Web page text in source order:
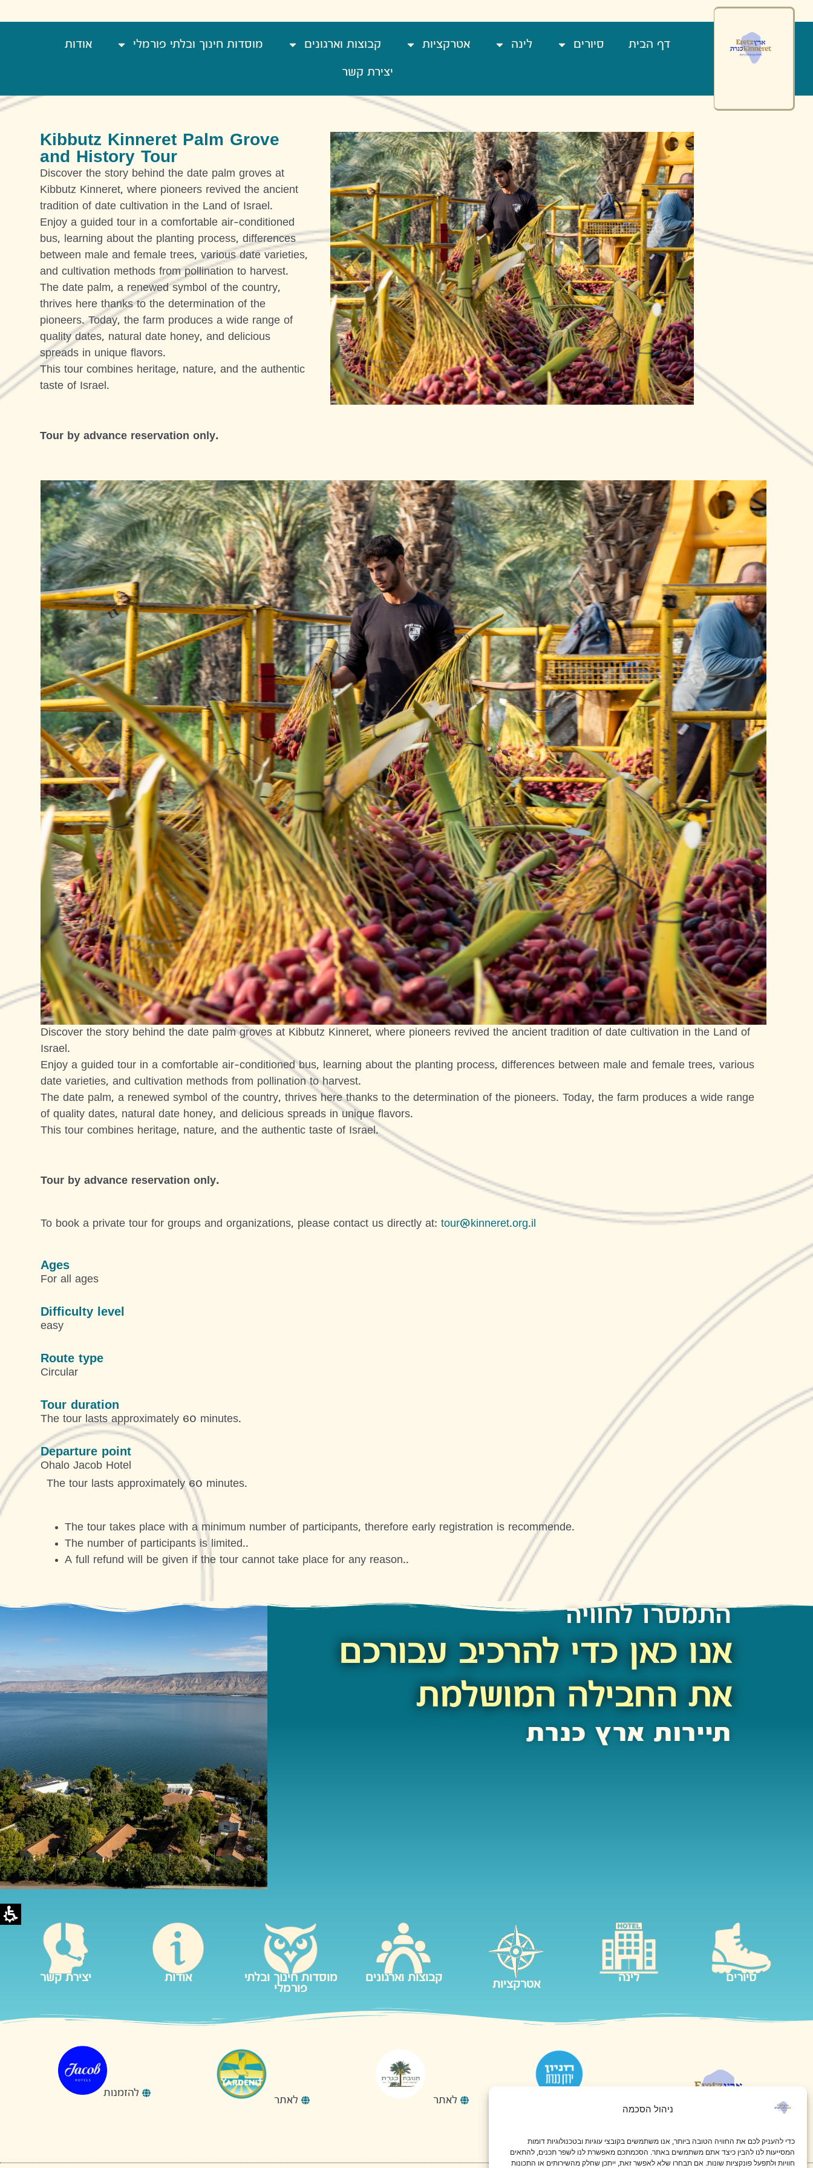
Kibbutz
תיירות
ניהול הסכמה
כדי להעניק לכם את החוויה הטובה ביותר, אנו משתמשים בקובצי עוגיות ובטכנולוגיות דומות
המסייעות לנו להבין כיצד אתם משתמשים באתר. הסכמתכם מאפשרת לנו לשפר תכנים, להתאים
חוויות ולתפעל פונקציות שונות. אם תבחרו שלא לאפשר זאת, ייתכן שחלק מהשירותים או התכונות
דף הבית סיורים לינה אטרקציות קבוצות וארגונים מוסדות חינוך ובלתי פורמלי אודות
יצירת קשר
Kibbutz Kinneret Palm Grove
and History Tour
Discover the story behind the date palm groves at
Kibbutz Kinneret, where pioneers revived the ancient
tradition of date cultivation in the Land of Israel.
Enjoy a guided tour in a comfortable air-conditioned
bus, learning about the planting process, differences
between male and female trees, various date varieties,
and cultivation methods from pollination to harvest.
The date palm, a renewed symbol of the country,
thrives here thanks to the determination of the
pioneers. Today, the farm produces a wide range of
quality dates, natural date honey, and delicious
spreads in unique flavors.
This tour combines heritage, nature, and the authentic
taste of Israel.
Tour by advance reservation only.
Discover the story behind the date palm groves at Kibbutz Kinneret, where pioneers revived the ancient tradition of date cultivation in the Land of
Israel.
Enjoy a guided tour in a comfortable air-conditioned bus, learning about the planting process, differences between male and female trees, various
date varieties, and cultivation methods from pollination to harvest.
The date palm, a renewed symbol of the country, thrives here thanks to the determination of the pioneers. Today, the farm produces a wide range
of quality dates, natural date honey, and delicious spreads in unique flavors.
This tour combines heritage, nature, and the authentic taste of Israel.
Tour by advance reservation only.
To book a private tour for groups and organizations, please contact us directly at: tour@kinneret.org.il
Ages
For all ages
Difficulty level
easy
Route type
Circular
Tour duration
The tour lasts approximately 60 minutes.
Departure point
Ohalo Jacob Hotel
The tour lasts approximately 60 minutes.
The tour takes place with a minimum number of participants, therefore early registration is recommende.
The number of participants is limited..
A full refund will be given if the tour cannot take place for any reason..
התמסרו לחוויה
אנו כאן כדי להרכיב עבורכם
את החבילה המושלמת
תיירות ארץ כנרת
סיורים לינה
אטרקציות
קבוצות וארגונים
מוסדות חינוך ובלתי
פורמלי
אודות יצירת קשר
לאתר לאתר
להזמנות